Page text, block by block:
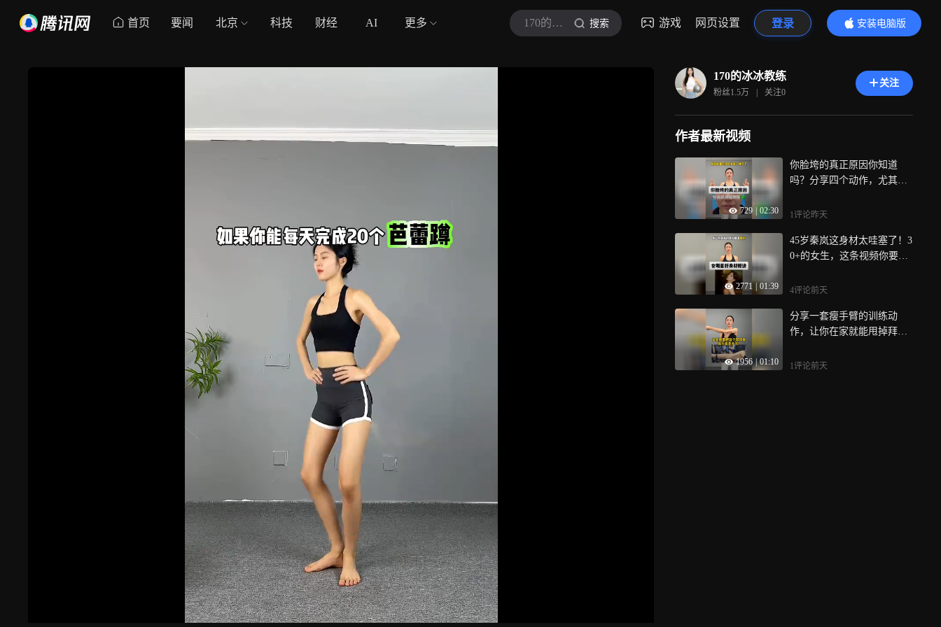
首页 要闻 北京 科技 财经 AI 更多 170的冰冰教练 搜索 游戏 网页设置 登录
安装电脑版
内容更精彩
170的冰冰教练
粉丝1.5万 | 关注0
关注
作者最新视频
729 02:30
你脸垮的真正原因你知道
吗？分享四个动作，尤其是3
气质的同时还能挺拔身姿！
惊喜吧
1评论昨天
2771 01:39
45岁秦岚这身材太哇塞了！3
0+的女生，这条视频你要看
肉有多重要了，力量训练才
训练才是你塑形的关键，一
起跟你打卡吧！
4评论前天
1956 | 01:10
分享一套瘦手臂的训练动
作，让你在家就能甩掉拜拜
条
1评论前天